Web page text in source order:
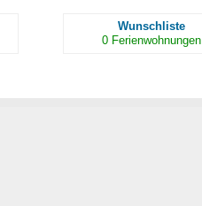
Wunschliste
0 Ferienwohnungen